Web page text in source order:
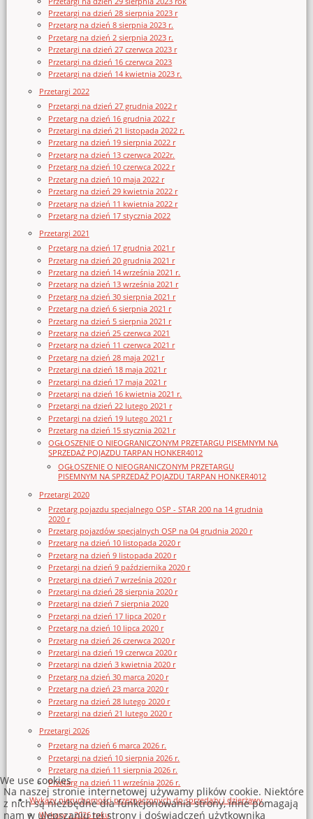
Przetargi na dzień 28 sierpnia 2023 r
Przetarg na dzień 8 sierpnia 2023 r.
Przetarg na dzień 2 sierpnia 2023 r.
Przetargi na dzień 27 czerwca 2023 r
Przetargi na dzień 16 czerwca 2023
Przetargi na dzień 14 kwietnia 2023 r.
Przetargi 2022
Przetargi na dzień 27 grudnia 2022 r
Przetarg na dzień 16 grudnia 2022 r
Przetargi na dzień 21 listopada 2022 r.
Przetarg na dzień 19 sierpnia 2022 r
Przetarg na dzień 13 czerwca 2022r.
Przetarg na dzień 10 czerwca 2022 r
Przetarg na dzień 10 maja 2022 r
Przetarg na dzień 29 kwietnia 2022 r
Przetarg na dzień 11 kwietnia 2022 r
Przetarg na dzień 17 stycznia 2022
Przetargi 2021
Przetarg na dzień 17 grudnia 2021 r
Przetarg na dzień 20 grudnia 2021 r
Przetarg na dzień 14 września 2021 r.
Przetarg na dzień 13 września 2021 r
Przetarg na dzień 30 sierpnia 2021 r
Przetarg na dzień 6 sierpnia 2021 r
Przetarg na dzień 5 sierpnia 2021 r
Przetarg na dzień 25 czerwca 2021
Przetarg na dzień 11 czerwca 2021 r
Przetarg na dzień 28 maja 2021 r
Przetargi na dzień 18 maja 2021 r
Przetargi na dzień 17 maja 2021 r
Przetargi na dzień 16 kwietnia 2021 r.
Przetargi na dzień 22 lutego 2021 r
Przetargi na dzień 19 lutego 2021 r
Przetarg na dzień 15 stycznia 2021 r
OGŁOSZENIE O NIEOGRANICZONYM PRZETARGU PISEMNYM NA
SPRZEDAŻ POJAZDU TARPAN HONKER4012
OGŁOSZENIE O NIEOGRANICZONYM PRZETARGU
PISEMNYM NA SPRZEDAŻ POJAZDU TARPAN HONKER4012
Przetargi 2020
Przetarg pojazdu specjalnego OSP - STAR 200 na 14 grudnia
2020 r
Przetarg pojazdów specjalnych OSP na 04 grudnia 2020 r
Przetarg na dzień 10 listopada 2020 r
Przetarg na dzień 9 listopada 2020 r
Przetargi na dzień 9 października 2020 r
Przetargi na dzień 7 września 2020 r
Przetargi na dzień 28 sierpnia 2020 r
Przetargi na dzień 7 sierpnia 2020
Przetargi na dzień 17 lipca 2020 r
Przetarg na dzień 10 lipca 2020 r
Przetarg na dzień 26 czerwca 2020 r
Przetargi na dzień 19 czerwca 2020 r
Przetargi na dzień 3 kwietnia 2020 r
Przetarg na dzień 30 marca 2020 r
Przetarg na dzień 23 marca 2020 r
Przetarg na dzień 28 lutego 2020 r
Przetargi na dzień 21 lutego 2020 r
Przetargi 2026
Przetarg na dzień 6 marca 2026 r.
Przetargi na dzień 10 sierpnia 2026 r.
Przetarg na dzień 11 sierpnia 2026 r.
Przetarg na dzień 11 września 2026 r.
Wykazy nieruchomości przeznaczonych do sprzedaży i dzierżawy
Wykazy z 2026 roku
We use cookies
Na naszej stronie internetowej używamy plików cookie. Niektóre
z nich są niezbędne dla funkcjonowania strony, inne pomagają
nam w ulepszaniu tej strony i doświadczeń użytkownika